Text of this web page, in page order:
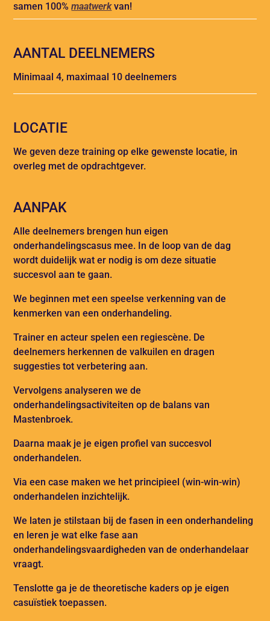
samen 100%maatwerkvan!
AANTAL DEELNEMERS
Minimaal 4, maximaal 10 deelnemers
LOCATIE
We geven deze training op elke gewenste locatie, in
overleg met de opdrachtgever.
AANPAK
Alle deelnemers brengen hun eigen
onderhandelingscasus mee. In de loop van de dag
wordt duidelijk wat er nodig is om deze situatie
succesvol aan te gaan.
We beginnen met een speelse verkenning van de
kenmerken van een onderhandeling.
Trainer en acteur spelen een regiescène. De
deelnemers herkennen de valkuilen en dragen
suggesties tot verbetering aan.
Vervolgens analyseren we de
onderhandelingsactiviteiten op de balans van
Mastenbroek.
Daarna maak je je eigen profiel van succesvol
onderhandelen.
Via een case maken we het principieel (win-win-win)
onderhandelen inzichtelijk.
We laten je stilstaan bij de fasen in een onderhandeling
en leren je wat elke fase aan
onderhandelingsvaardigheden van de onderhandelaar
vraagt.
Tenslotte ga je de theoretische kaders op je eigen
casuïstiek toepassen.